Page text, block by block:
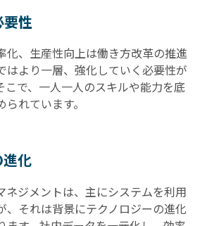
性
化、生産性向上は働き方改革の推進
はより一層、強化していく必要性が
こで、一人一人のスキルや能力を底
れています。
化
ネジメントは、主にシステムを利用
、それは背景にテクノロジーの進化